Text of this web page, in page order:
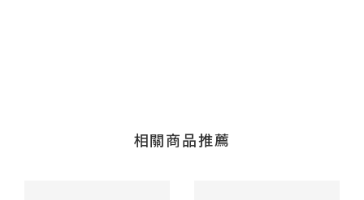
相關商品推薦